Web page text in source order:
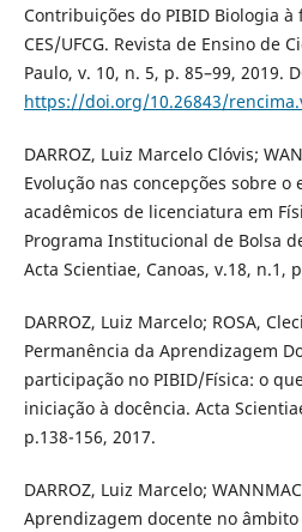
Contribuições do PIBID Biologia
CES/UFCG. Revista de Ensino de
Paulo, v. 10, n. 5, p. 85–99, 2019.
https://doi.org/10.26843/
DARROZ, Luiz Marcelo Clóvis;
Evolução nas concepções sobre o
acadêmicos de licenciatura em
Programa Institucional de Bolsa
Acta Scientiae, Canoas, v.18, n.1,
DARROZ, Luiz Marcelo; ROSA,
Permanência da Aprendizagem
participação no PIBID/Física: o
iniciação à docência. Acta
p.138-156, 2017.
DARROZ, Luiz Marcelo;
Aprendizagem docente no